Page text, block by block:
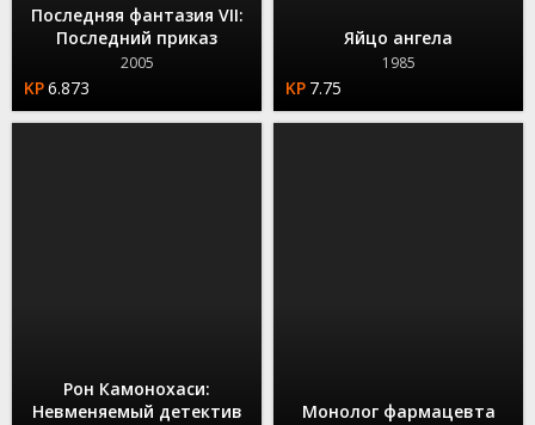
Последняя фантазия VII:
Последний приказ
2005
6.873
Яйцо ангела
1985
7.75
Рон Камонохаси:
Невменяемый детектив
Монолог фармацевта